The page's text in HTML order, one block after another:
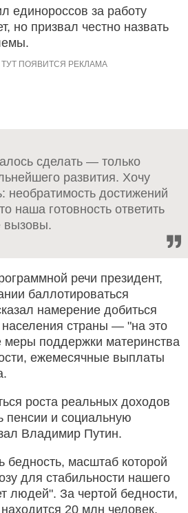
единороссов за работу
но призвал честно назвать
сделать — только
развития. Хочу
необратимость достижений
наша готовность ответить
вызовы.
речи президент,
баллотироваться
намерение добиться
населения страны — "на это
поддержки материнства
ежемесячные выплаты
роста реальных доходов
пенсии и социальную
Владимир Путин.
бедность, масштаб которой
для стабильности нашего
людей". За чертой бедности,
20 млн человек,